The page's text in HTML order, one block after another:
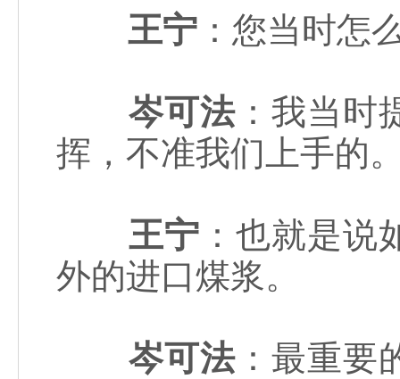
王宁：您当时怎
岑可法：我当时
挥，不准我们上手的
王宁 ：也就是
外的进口煤浆。
岑可法：最重要